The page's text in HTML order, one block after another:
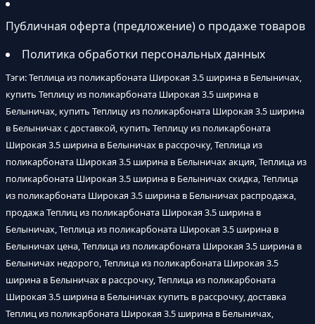
Публичная оферта (предложение) о продаже товаров
Политика обработки персональных данных
Тэги: Теплица из поликарбоната Широкая 3.5 ширина в Белыничах,
купить Теплицу из поликарбоната Широкая 3.5 ширина в
Белыничах, купить Теплицу из поликарбоната Широкая 3.5 ширина
в Белыничах с доставкой, купить Теплицу из поликарбоната
Широкая 3.5 ширина в Белыничах в рассрочку, Теплица из
поликарбоната Широкая 3.5 ширина в Белыничах акция, Теплица из
поликарбоната Широкая 3.5 ширина в Белыничах скидка, Теплица
из поликарбоната Широкая 3.5 ширина в Белыничах распродажа,
продажа Теплиц из поликарбоната Широкая 3.5 ширина в
Белыничах, Теплица из поликарбоната Широкая 3.5 ширина в
Белыничах цена, Теплица из поликарбоната Широкая 3.5 ширина в
Белыничах недорого, Теплица из поликарбоната Широкая 3.5
ширина в Белыничах в рассрочку, Теплица из поликарбоната
Широкая 3.5 ширина в Белыничах купить в рассрочку, доставка
Теплиц из поликарбоната Широкая 3.5 ширина в Белыничах,